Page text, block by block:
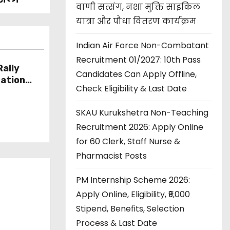
Centre
वाणी सत्संग, नशा मुक्ति साइकिल
यात्रा और पौधा वितरण कार्यक्रम
Indian Air Force Non-Combatant
Recruitment 01/2027: 10th Pass
Candidates Can Apply Offline,
Check Eligibility & Last Date
SKAU Kurukshetra Non-Teaching
Recruitment 2026: Apply Online
for 60 Clerk, Staff Nurse &
Pharmacist Posts
PM Internship Scheme 2026:
Apply Online, Eligibility, ₹9,000
Stipend, Benefits, Selection
Process & Last Date